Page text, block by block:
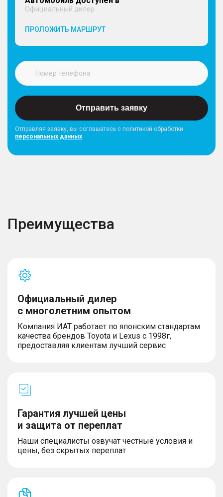
Официальный дилер
ПРОЛОЖИТЬ МАРШРУТ
Отправить заявку
Отправляя заявку, вы соглашатесь с политикой обработки
персональных данных
Преимущества
Официальный дилер
с многолетним опытом
Компания ИАТ работает по японским стандартам
качества брендов Toyota и Lexus с 1998г,
предоставляя клиентам лучший сервис
Гарантия лучшей цены
и защита от переплат
Наши специалисты озвучат честные условия и
цены, без скрытых переплат